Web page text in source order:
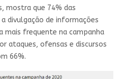
mostra que 74% das
divulgação de informações
frequente na campanha
ataques, ofensas e discursos
66%.